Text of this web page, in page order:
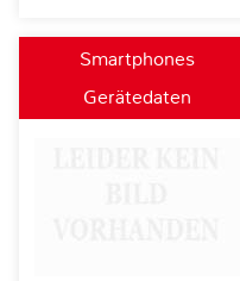
Smartphones
Gerätedaten